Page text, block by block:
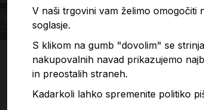
Nespodobni
V naši trgovini vam želimo
soglasje.
S klikom na gumb "dovolim" se
nakupovalnih navad prikazujemo
in preostalih straneh.
Kadarkoli lahko spremenite politiko